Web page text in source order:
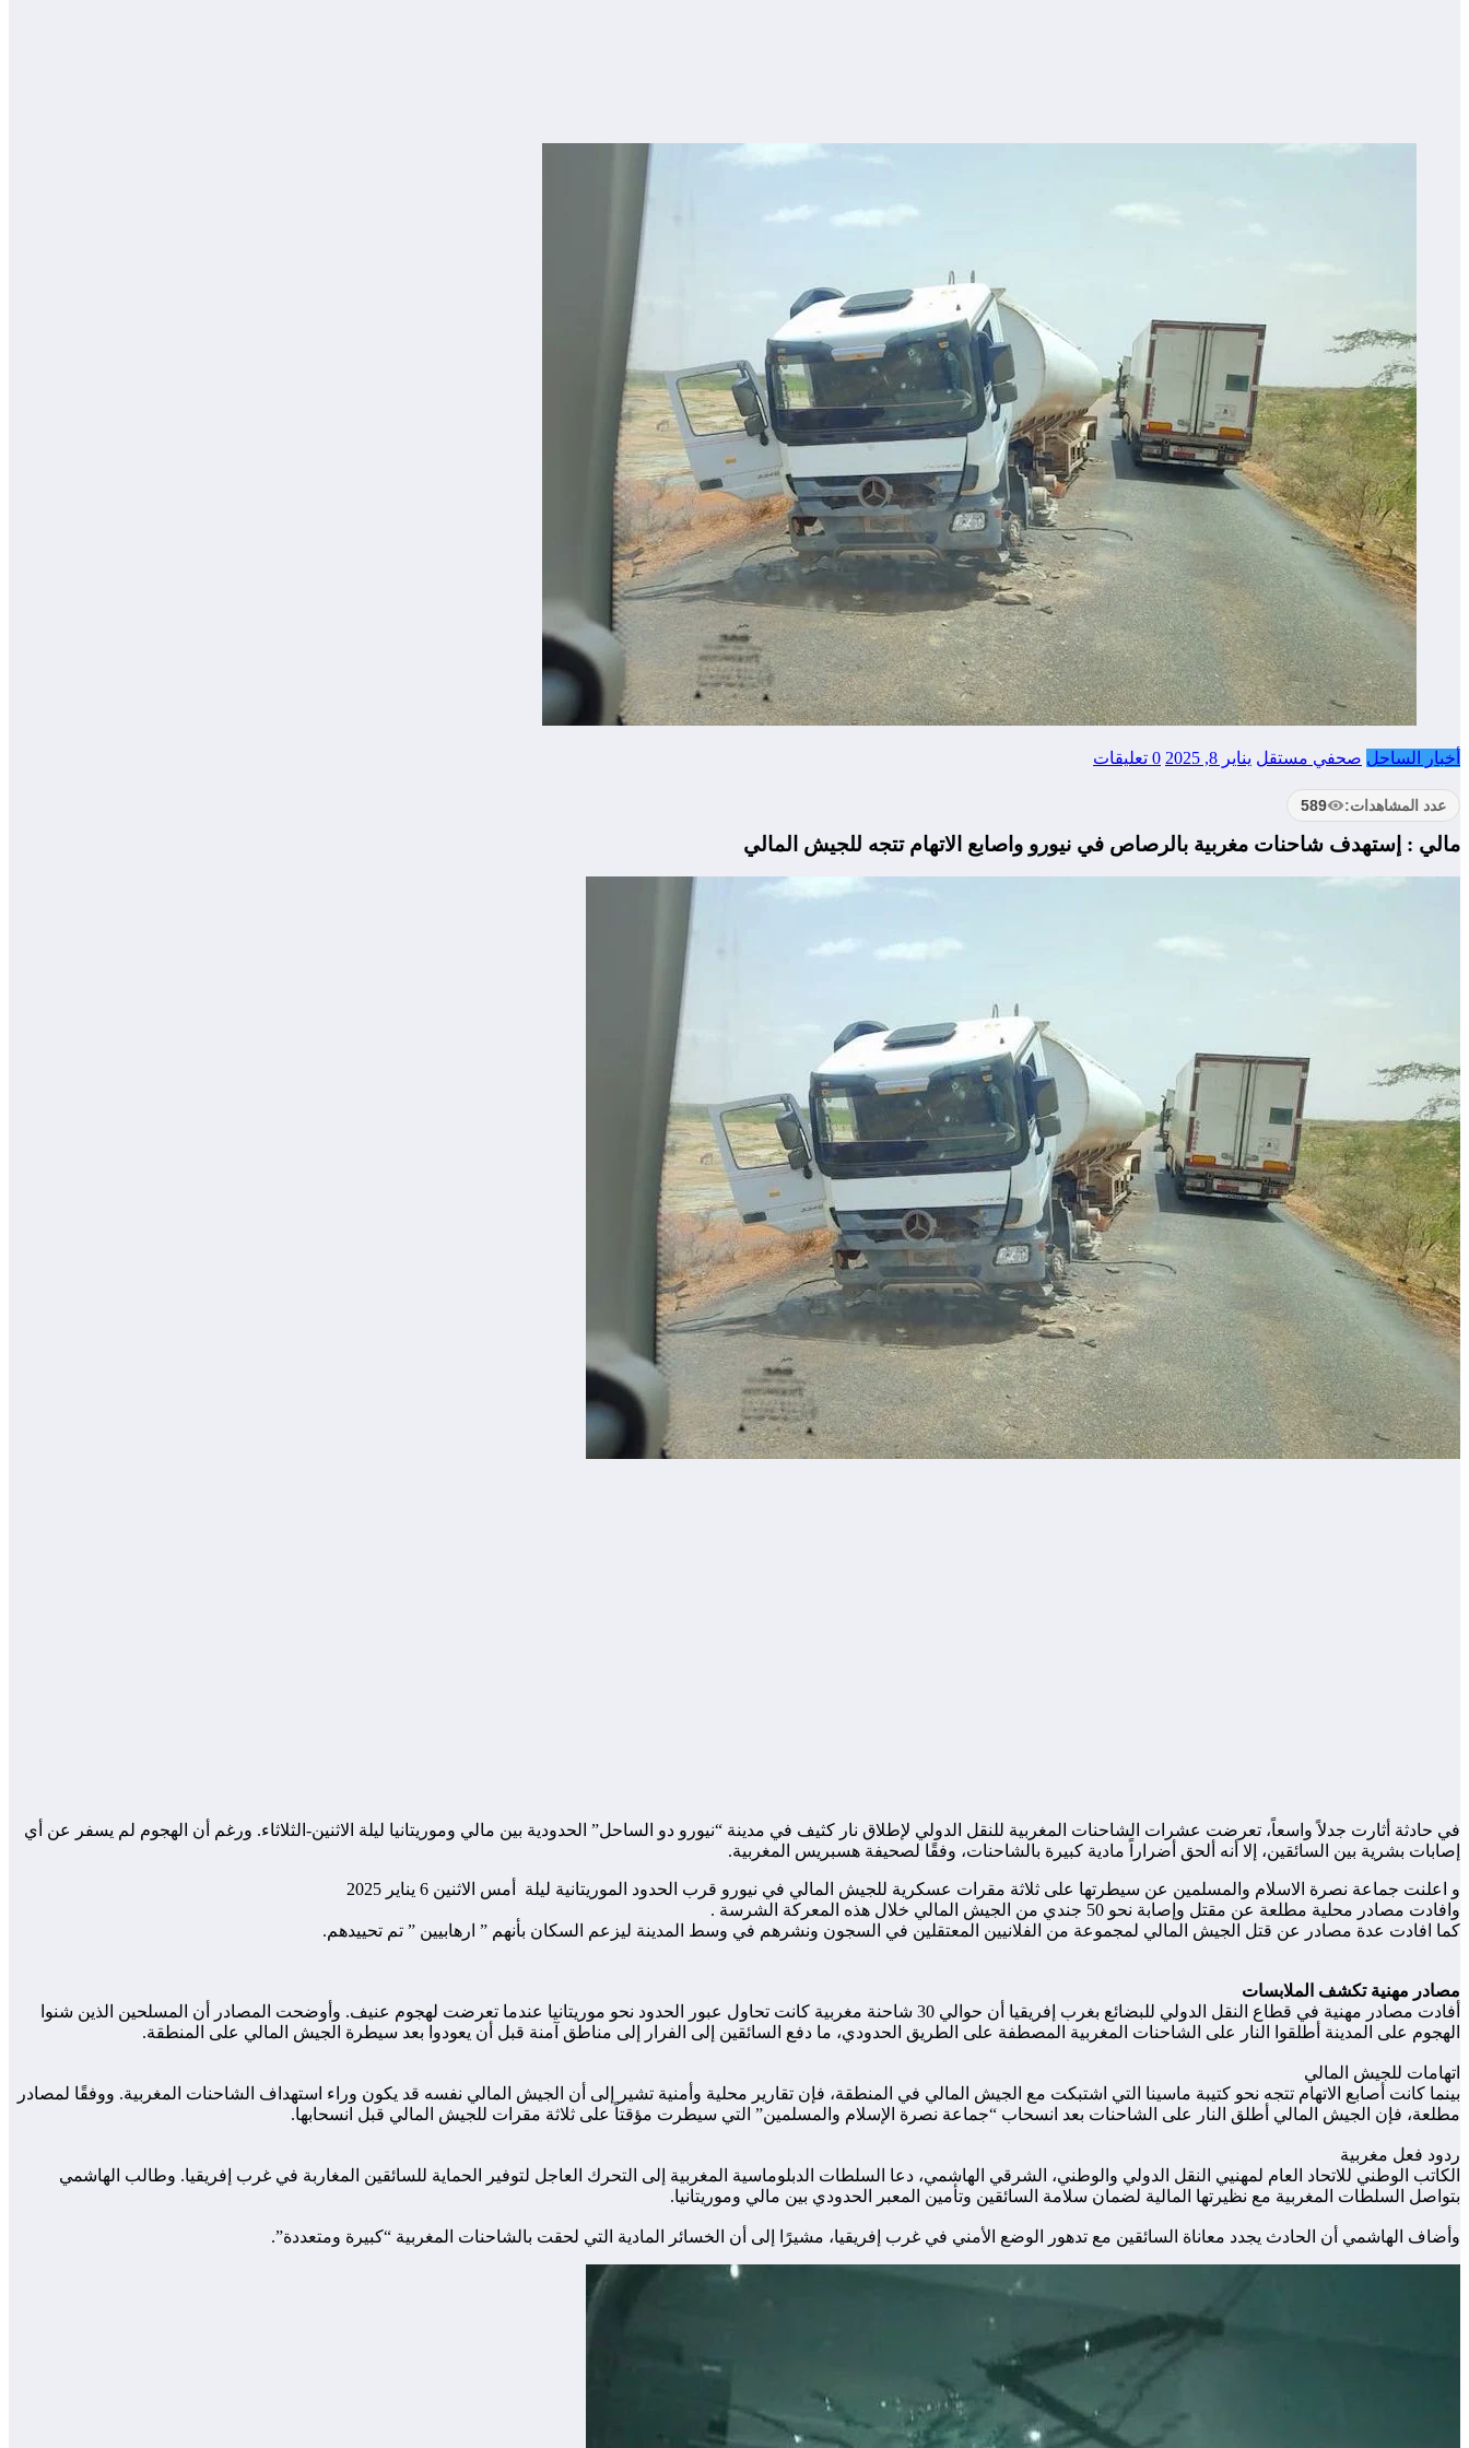
أخبار الساحل صحفي مستقل يناير 8, 2025 0 تعليقات
عدد المشاهدات: 589
مالي : إستهدف شاحنات مغربية بالرصاص في نيورو واصابع الاتهام تتجه للجيش المالي
في حادثة أثارت جدلاً واسعاً، تعرضت عشرات الشاحنات المغربية للنقل الدولي لإطلاق نار كثيف في مدينة “نيورو دو الساحل” الحدودية بين مالي وموريتانيا ليلة الاثنين-الثلاثاء. ورغم أن الهجوم لم يسفر عن أي
إصابات بشرية بين السائقين، إلا أنه ألحق أضراراً مادية كبيرة بالشاحنات، وفقًا لصحيفة هسبريس المغربية.
و اعلنت جماعة نصرة الاسلام والمسلمين عن سيطرتها على ثلاثة مقرات عسكرية للجيش المالي في نيورو قرب الحدود الموريتانية ليلة أمس الاثنين 6 يناير 2025
وافادت مصادر محلية مطلعة عن مقتل وإصابة نحو 50 جندي من الجيش المالي خلال هذه المعركة الشرسة .
كما افادت عدة مصادر عن قتل الجيش المالي لمجموعة من الفلانيين المعتقلين في السجون ونشرهم في وسط المدينة ليزعم السكان بأنهم ” ارهابيين ” تم تحييدهم.
مصادر مهنية تكشف الملابسات
أفادت مصادر مهنية في قطاع النقل الدولي للبضائع بغرب إفريقيا أن حوالي 30 شاحنة مغربية كانت تحاول عبور الحدود نحو موريتانيا عندما تعرضت لهجوم عنيف. وأوضحت المصادر أن المسلحين الذين شنوا
الهجوم على المدينة أطلقوا النار على الشاحنات المغربية المصطفة على الطريق الحدودي، ما دفع السائقين إلى الفرار إلى مناطق آمنة قبل أن يعودوا بعد سيطرة الجيش المالي على المنطقة.
اتهامات للجيش المالي
بينما كانت أصابع الاتهام تتجه نحو كتيبة ماسينا التي اشتبكت مع الجيش المالي في المنطقة، فإن تقارير محلية وأمنية تشير إلى أن الجيش المالي نفسه قد يكون وراء استهداف الشاحنات المغربية. ووفقًا لمصادر
مطلعة، فإن الجيش المالي أطلق النار على الشاحنات بعد انسحاب “جماعة نصرة الإسلام والمسلمين” التي سيطرت مؤقتاً على ثلاثة مقرات للجيش المالي قبل انسحابها.
ردود فعل مغربية
الكاتب الوطني للاتحاد العام لمهنيي النقل الدولي والوطني، الشرقي الهاشمي، دعا السلطات الدبلوماسية المغربية إلى التحرك العاجل لتوفير الحماية للسائقين المغاربة في غرب إفريقيا. وطالب الهاشمي
بتواصل السلطات المغربية مع نظيرتها المالية لضمان سلامة السائقين وتأمين المعبر الحدودي بين مالي وموريتانيا.
وأضاف الهاشمي أن الحادث يجدد معاناة السائقين مع تدهور الوضع الأمني في غرب إفريقيا، مشيرًا إلى أن الخسائر المادية التي لحقت بالشاحنات المغربية “كبيرة ومتعددة”.